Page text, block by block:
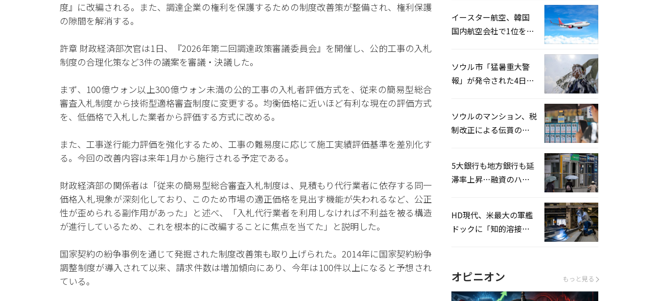
度』に改編される。また、調達企業の権利を保護するための制度改善策が整備され、権利保護
の隙間を解消する。
許章 財政経済部次官は1日、『2026年第二回調達政策審議委員会』を開催し、公的工事の入札
制度の合理化策など3件の議案を審議・決議した。
まず、100億ウォン以上300億ウォン未満の公的工事の入札者評価方式を、従来の簡易型総合
審査入札制度から技術型適格審査制度に変更する。均衡価格に近いほど有利な現在の評価方式
を、低価格で入札した業者から評価する方式に改める。
また、工事遂行能力評価を強化するため、工事の難易度に応じて施工実績評価基準を差別化す
る。今回の改善内容は来年1月から施行される予定である。
財政経済部の関係者は「従来の簡易型総合審査入札制度は、見積もり代行業者に依存する同一
価格入札現象が深刻化しており、このため市場の適正価格を見出す機能が失われるなど、公正
性が歪められる副作用があった」と述べ、「入札代行業者を利用しなければ不利益を被る構造
が進行しているため、これを根本的に改編することに焦点を当てた」と説明した。
国家契約の紛争事例を通じて発掘された制度改善策も取り上げられた。2014年に国家契約紛争
調整制度が導入されて以来、請求件数は増加傾向にあり、今年は100件以上になると予想され
ている。
イースター航空、韓国
国内航空会社で1位を記
ソウル市「猛暑重大警
報」が発令された4日、
ソウルのマンション、税
制改正による伝貰の月
5大銀行も地方銀行も延
滞率上昇…融資のハー
HD現代、米最大の軍艦
ドックに「知的溶接」
オピニオン もっと見る